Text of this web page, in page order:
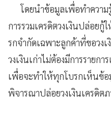
โดยนำข้อมูลเพื่อทำความ
การรวมเครดิตวงเงินปล่อย
รกจำกัดเฉพาะลูกค้าที่ขอวง
วงเงินเก่าไม่ต้องมีการรายก
เพื่อจะทำให้ทุกโบรกเห็นข้
พิจารณาปล่อยวงเงินเครดิตภ